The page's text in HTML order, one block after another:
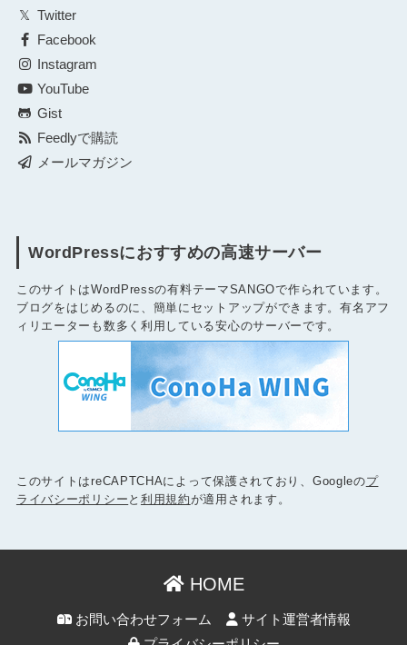
Twitter
Facebook
Instagram
YouTube
Gist
Feedlyで購読
メールマガジン
WordPressにおすすめの高速サーバー
このサイトはWordPressの有料テーマSANGOで作られています。
ブログをはじめるのに、簡単にセットアップができます。有名アフ
ィリエーターも数多く利用している安心のサーバーです。
このサイトはreCAPTCHAによって保護されており、Googleのプ
ライバシーポリシー と 利用規約が適用されます。
HOME
お問い合わせフォーム
サイト運営者情報